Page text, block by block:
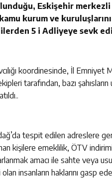
Eskişehir
kurum ve
5 i Adliyeye sevk
koordinesinde, İl Emniyet
tarafından, bazı
tespit edilen adreslere
kişilere emeklilik, ÖTV
amacı ile sahte veya
insanların haklarını gasp